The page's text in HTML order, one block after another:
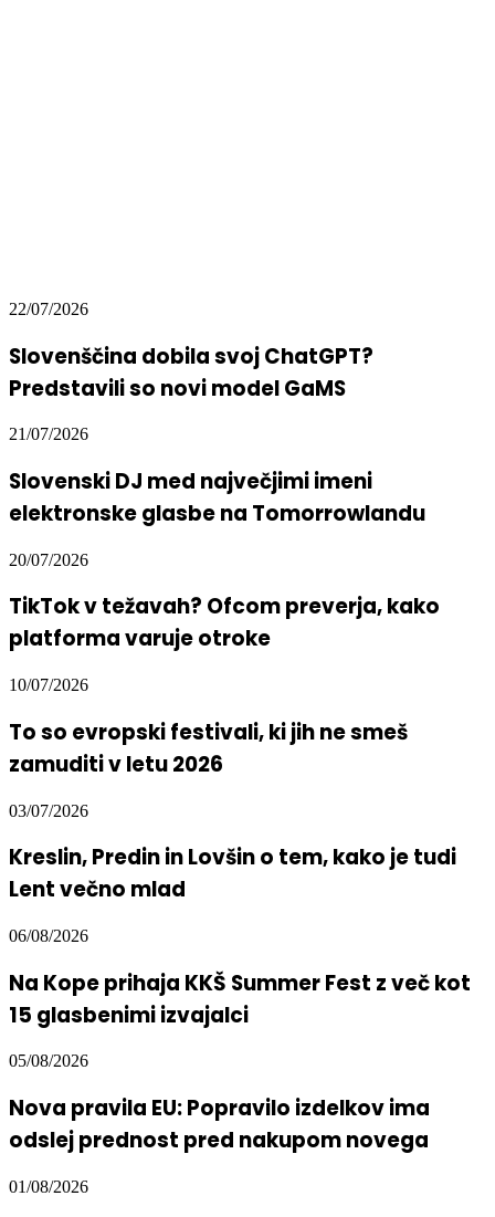
22/07/2026
Slovenščina dobila svoj ChatGPT?
Predstavili so novi model GaMS
21/07/2026
Slovenski DJ med največjimi imeni
elektronske glasbe na Tomorrowlandu
20/07/2026
TikTok v težavah? Ofcom preverja, kako
platforma varuje otroke
10/07/2026
To so evropski festivali, ki jih ne smeš
zamuditi v letu 2026
03/07/2026
Kreslin, Predin in Lovšin o tem, kako je tudi
Lent večno mlad
06/08/2026
Na Kope prihaja KKŠ Summer Fest z več kot
15 glasbenimi izvajalci
05/08/2026
Nova pravila EU: Popravilo izdelkov ima
odslej prednost pred nakupom novega
01/08/2026